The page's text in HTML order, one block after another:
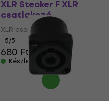
XLR Stecker F XLR
csatlakozó
XLR csatlakozó
5/5
680 Ft
Készleten